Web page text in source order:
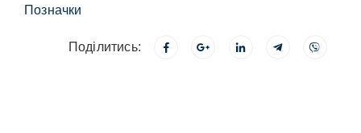
Позначки
Поділитись: